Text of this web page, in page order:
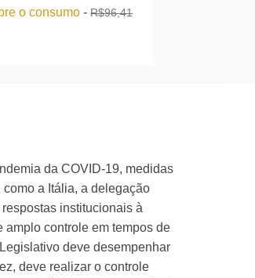
preço
o consumo-R$96,41
da COVID-19, medidas
a Itália, a delegação
institucionais à
controle em tempos de
deve desempenhar
deve realizar o controle